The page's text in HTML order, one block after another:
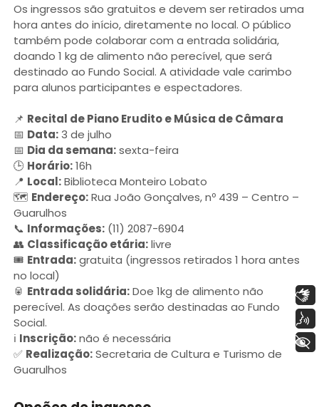
Os ingressos são gratuitos e devem ser retirados uma
hora antes do início, diretamente no local. O público
também pode colaborar com a entrada solidária,
doando 1 kg de alimento não perecível, que será
destinado ao Fundo Social. A atividade vale carimbo
para alunos participantes e espectadores.
📌 Recital de Piano Erudito e Música de Câmara
📅 Data:3 de julho
📅 Dia da semana:sexta-feira
🕒 Horário:16h
📍 Local:Biblioteca Monteiro Lobato
🗺️ Endereço:Rua João Gonçalves, nº 439 – Centro –
Guarulhos
📞 Informações:(11) 2087-6904
👥 Classificação etária:livre
🎟️ Entrada:gratuita (ingressos retirados 1 hora antes
no local)
🥫 Entrada solidária:Doe 1kg de alimento não
perecível. As doações serão destinadas ao Fundo
Social.
ℹ️ Inscrição:não é necessária
✅ Realização:Secretaria de Cultura e Turismo de
Guarulhos
Libras